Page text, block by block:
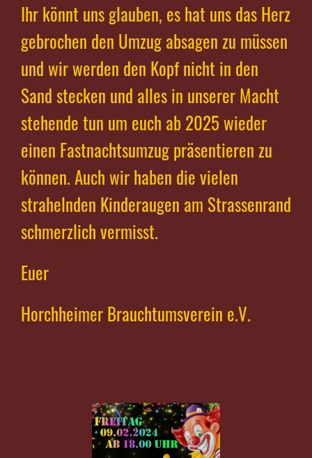
Ihr könnt uns glauben, es hat uns das Herz
gebrochen den Umzug absagen zu müssen
und wir werden den Kopf nicht in den
Sand stecken und alles in unserer Macht
stehende tun um euch ab 2025 wieder
einen Fastnachtsumzug präsentieren zu
können. Auch wir haben die vielen
strahelnden Kinderaugen am Strassenrand
schmerzlich vermisst.
Euer
Horchheimer Brauchtumsverein e.V.